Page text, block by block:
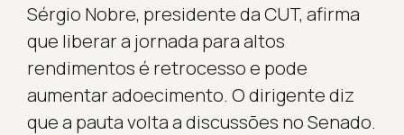
Sérgio Nobre, presidente da CUT, afirma
que liberar a jornada para altos
rendimentos é retrocesso e pode
aumentar adoecimento. O dirigente diz
que a pauta volta a discussões no Senado.